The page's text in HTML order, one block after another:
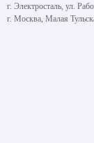
г. Электросталь, ул.
г. Москва, Малая